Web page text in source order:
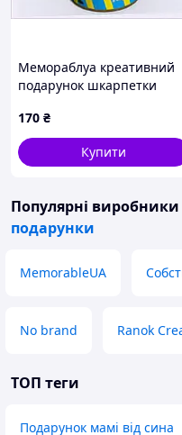
Мемораблуа креативний
подарунок шкарпетки
170 ₴
Купити
Популярні виробники
подарунки
MemorableUA
No brand Ranok
ТОП теги
Подарунок мамі від сина